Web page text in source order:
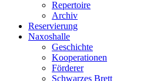
Repertoire
Archiv
Reservierung
Naxoshalle
Geschichte
Kooperationen
Förderer
Schwarzes Brett